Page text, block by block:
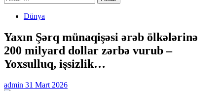
Dünya
Yaxın Şərq münaqişəsi ərəb ölkələrinə
200 milyard dollar zərbə vurub –
Yoxsulluq, işsizlik…
admin 31 Mart 2026